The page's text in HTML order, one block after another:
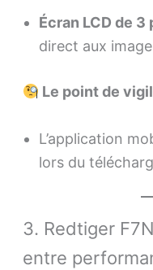
Écran LCD de 3
direct aux
Le point de
L’application
lors du
3. Redtiger
entre